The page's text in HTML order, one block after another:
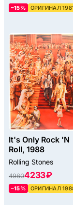
–15% ОРИГИНАЛ
It's Only Rock 'N
Roll, 1988
Rolling Stones
49804233 ₽
–15% ОРИГИНАЛ